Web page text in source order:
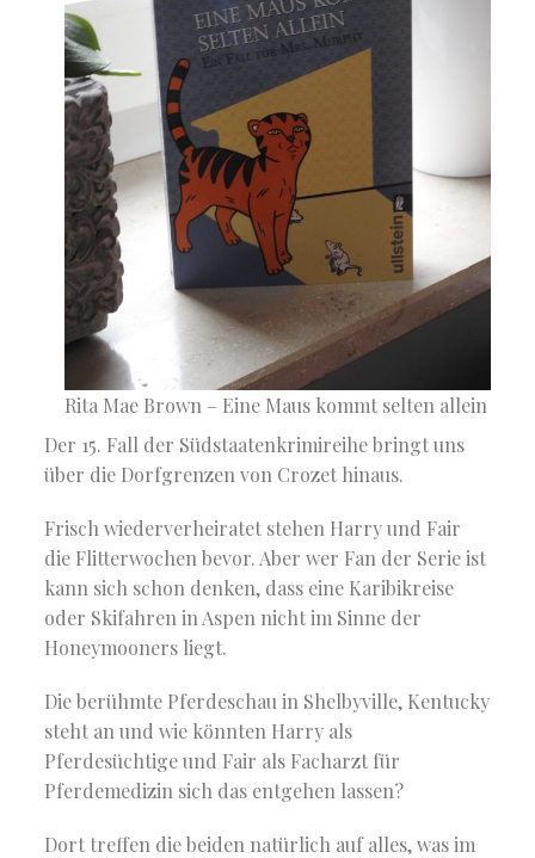
Rita Mae Brown – Eine Maus kommt selten allein
Der 15. Fall der Südstaatenkrimireihe bringt uns
über die Dorfgrenzen von Crozet hinaus.
Frisch wiederverheiratet stehen Harry und Fair
die Flitterwochen bevor. Aber wer Fan der Serie ist
kann sich schon denken, dass eine Karibikreise
oder Skifahren in Aspen nicht im Sinne der
Honeymooners liegt.
Die berühmte Pferdeschau in Shelbyville, Kentucky
steht an und wie könnten Harry als
Pferdesüchtige und Fair als Facharzt für
Pferdemedizin sich das entgehen lassen?
Dort treffen die beiden natürlich auf alles, was im